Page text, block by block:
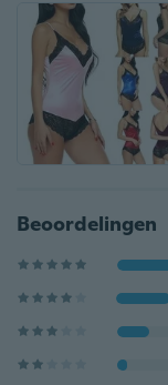
Beoordelingen